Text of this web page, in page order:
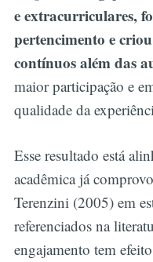
e extracurriculares,
pertencimento e
contínuos além das
maior participação e
qualidade da
Esse resultado está
acadêmica já
Terenzini (2005) em
referenciados na
engajamento tem